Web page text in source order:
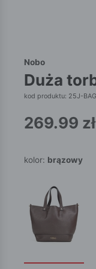
Nobo
duża
kod produktu: 25J-
269.99 zł
kolor: brązowy